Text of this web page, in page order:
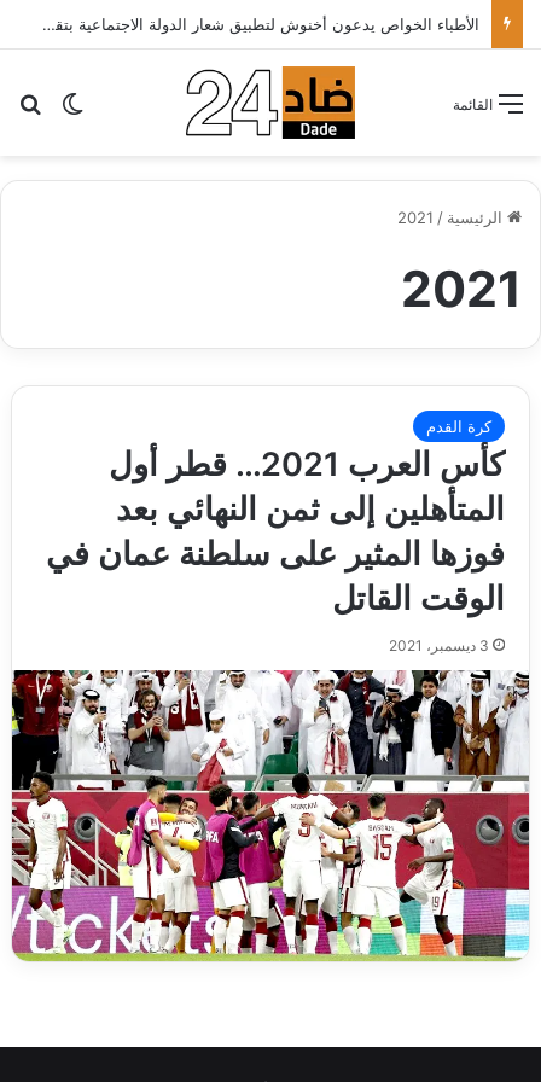
الأطباء الخواص يدعون أخنوش لتطبيق شعار الدولة الاجتماعية بتقليص كلفة العلاج على المرضى…
الوضع القائمة
الرئيسية /
2021
2021
كرة القدم
كأس العرب 2021… قطر أول
المتأهلين إلى ثمن النهائي بعد
فوزها المثير على سلطنة عمان في
الوقت القاتل
3 ديسمبر، 2021